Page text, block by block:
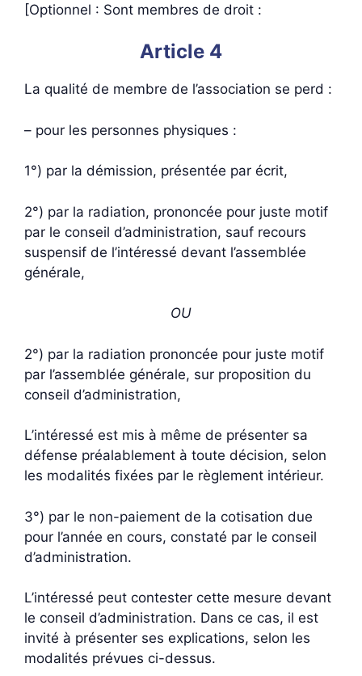
[Optionnel : Sont membres de droit :
Article 4
La qualité de membre de l’association se perd :
– pour les personnes physiques :
1°) par la démission, présentée par écrit,
2°) par la radiation, prononcée pour juste motif
par le conseil d’administration, sauf recours
suspensif de l’intéressé devant l’assemblée
générale,
OU
2°) par la radiation prononcée pour juste motif
par l’assemblée générale, sur proposition du
conseil d’administration,
L’intéressé est mis à même de présenter sa
défense préalablement à toute décision, selon
les modalités fixées par le règlement intérieur.
3°) par le non-paiement de la cotisation due
pour l’année en cours, constaté par le conseil
d’administration.
L’intéressé peut contester cette mesure devant
le conseil d’administration. Dans ce cas, il est
invité à présenter ses explications, selon les
modalités prévues ci-dessus.